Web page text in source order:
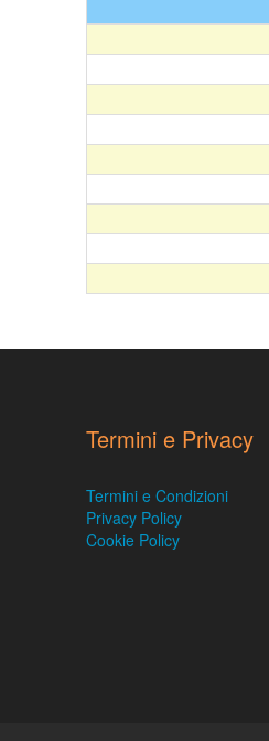
Termini e Privacy
Termini e Condizioni
Privacy Policy
Cookie Policy